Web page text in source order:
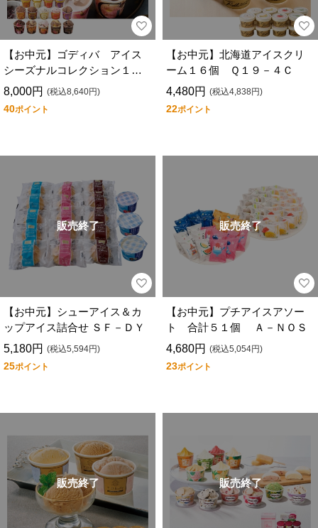
【お中元】ゴディバ アイス
シーズナルコレクション１４
個入
8,000円 (税込8,640円)
40ポイント
【お中元】北海道アイスクリ
ーム１６個 Ｑ１９－４Ｃ
4,480円 (税込4,838円)
22ポイント
販売終了
【お中元】シューアイス＆カ
ップアイス詰合せ ＳＦ－ＤＹ
5,180円 (税込5,594円)
25ポイント
販売終了
【お中元】プチアイスアソー
ト 合計５１個 Ａ－ＮＯＳ
4,680円 (税込5,054円)
23ポイント
販売終了 販売終了